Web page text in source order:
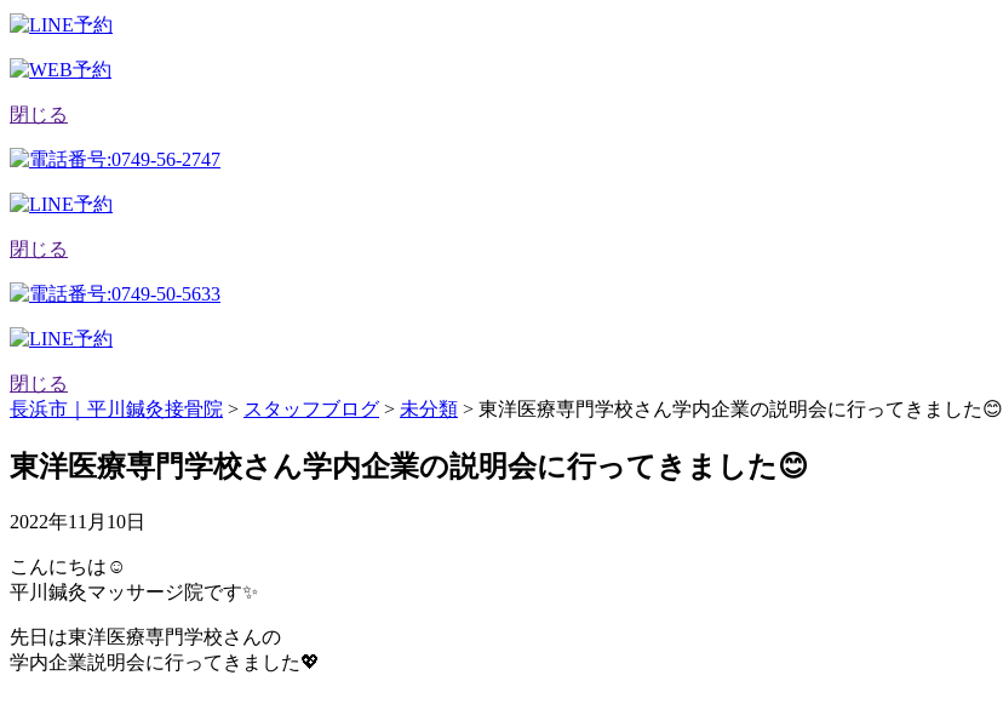
閉じる
閉じる
閉じる
長浜市｜平川鍼灸接骨院 > スタッフブログ > 未分類 > 東洋医療専門学校さん学内企業の説明会に行ってきました😊
東洋医療専門学校さん学内企業の説明会に行ってきました😊
2022年11月10日
こんにちは☺️
平川鍼灸マッサージ院です✨
先日は東洋医療専門学校さんの
学内企業説明会に行ってきました💖